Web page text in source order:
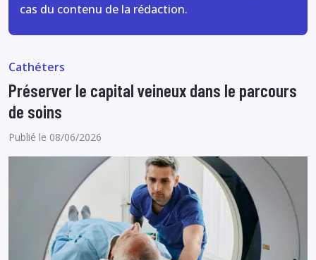
cas du contenu de la rédaction.
Cathéters
Préserver le capital veineux dans le parcours
de soins
Publié le 08/06/2026